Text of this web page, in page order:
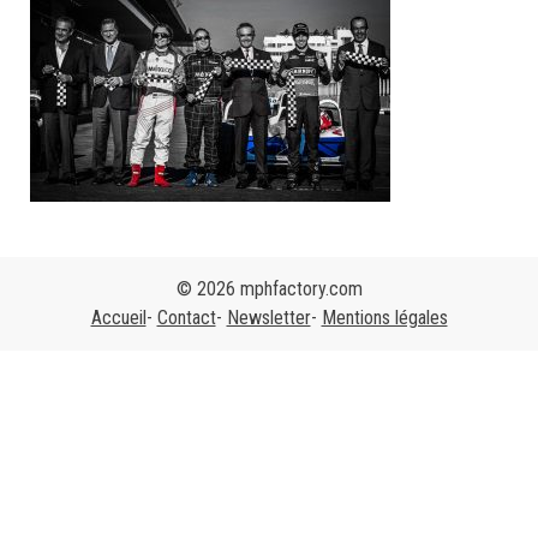
© 2026 mphfactory.com
Accueil Contact Newsletter Mentions légales